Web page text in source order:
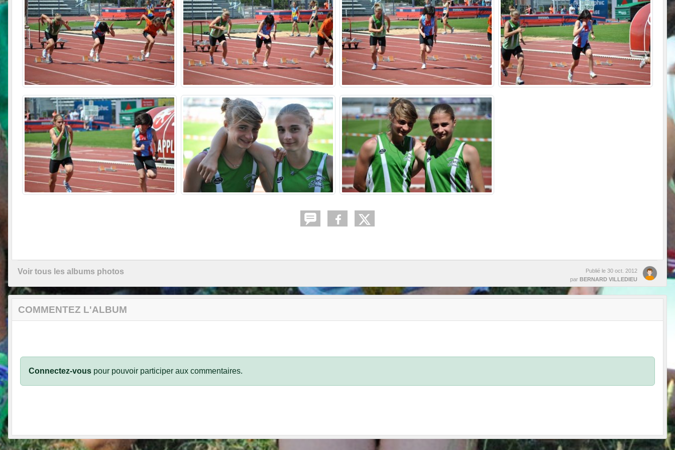
Voir tous les albums photos Publié le 30 oct. 2012
par BERNARD VILLEDIEU
COMMENTEZ L'ALBUM
Connectez-vous pour pouvoir participer aux commentaires.